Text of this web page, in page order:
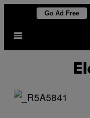
contenido
Go Ad Free
Abrir